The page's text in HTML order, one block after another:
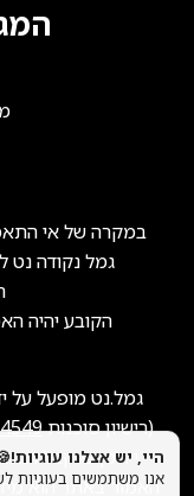
במקרה של אי
גמל נקודה נט
הקובע יהיה
גמל.נט מופעל על
(רישיון סוכנות
ייתכן שנקבל
האמור באתר הוא מידע
היי, יש אצלנו
אנו משתמשים בעוגיות